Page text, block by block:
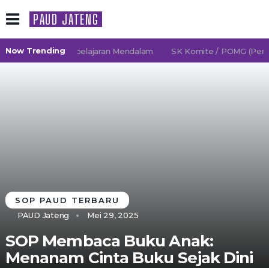
PAUD JATENG
Now Trending
2027 TK Pembelajaran Mendalam SK Komite / POMG
SOP PAUD TERBARU
PAUD Jateng
Mei 29, 2025
SOP Membaca Buku Anak:
Menanam Cinta Buku Sejak Dini